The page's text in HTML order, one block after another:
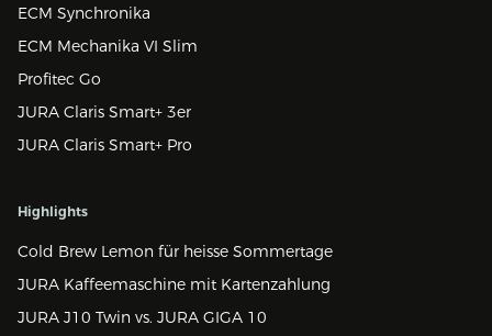
ECM Synchronika
ECM Mechanika VI Slim
Profitec Go
JURA Claris Smart+ 3er
JURA Claris Smart+ Pro
Highlights
Cold Brew Lemon für heisse Sommertage
JURA Kaffeemaschine mit Kartenzahlung
JURA J10 Twin vs. JURA GIGA 10